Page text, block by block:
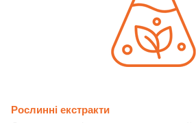
Рослинні екстракти